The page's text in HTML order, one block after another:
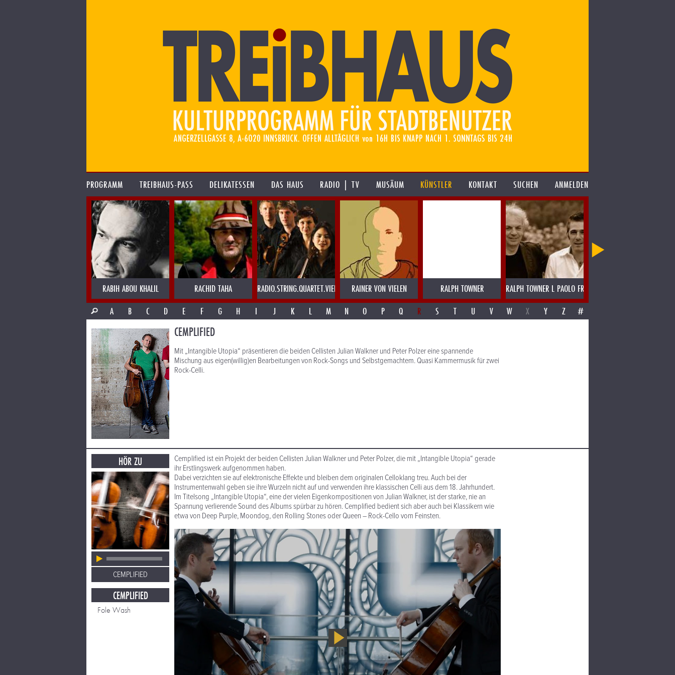
PROGRAMM TREIBHAUS-PASS DELIKATESSEN DAS HAUS RADIO | TV MUSÄUM KÜNSTLER KONTAKT SUCHEN ANMELDEN
RABIH ABOU KHALIL RACHID TAHA RADIO.STRING.QUARTET.VIENNA RAINER VON VIELEN RALPH TOWNER RALPH TOWNER L PAOLO FRESU
A
B C D E F G H I J K L M N O P Q R S T U V W X Y Z #
CEMPLIFIED
Mit „Intangible Utopia“ präsentieren die beiden Cellisten Julian Walkner und Peter Polzer eine spannende
Mischung aus eigen(willig)en Bearbeitungen von Rock-Songs und Selbstgemachtem. Quasi Kammermusik für zwei
Rock-Celli.
HÖR ZU
CEMPLIFIED
CEMPLIFIED
Fole Wash
Cemplified ist ein Projekt der beiden Cellisten Julian Walkner und Peter Polzer, die mit „Intangible Utopia“ gerade
ihr Erstlingswerk aufgenommen haben.
Dabei verzichten sie auf elektronische Effekte und bleiben dem originalen Celloklang treu. Auch bei der
Instrumentenwahl geben sie ihre Wurzeln nicht auf und verwenden ihre klassischen Celli aus dem 18. Jahrhundert.
Im Titelsong „Intangible Utopia“, eine der vielen Eigenkompositionen von Julian Walkner, ist der starke, nie an
Spannung verlierende Sound des Albums spürbar zu hören. Cemplified bedient sich aber auch bei Klassikern wie
etwa von Deep Purple, Moondog, den Rolling Stones oder Queen – Rock-Cello vom Feinsten.